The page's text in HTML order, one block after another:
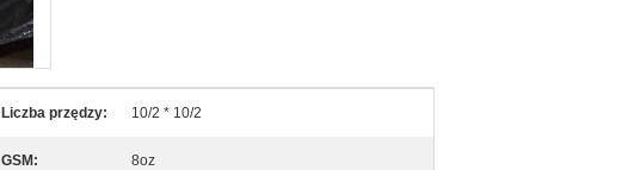
Liczba przędzy: 10/2 * 10/2
GSM: 8oz